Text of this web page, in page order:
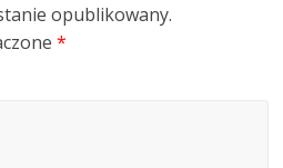
opublikowany.
*